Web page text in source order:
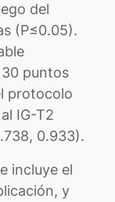
del
(P≤0.05).
puntos
protocolo
IG-T2
0.933).
incluye el
y